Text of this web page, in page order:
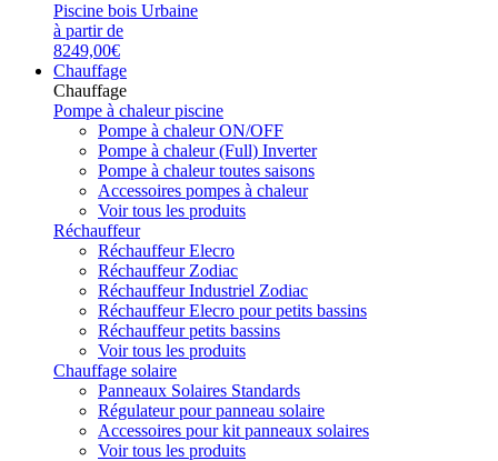
Piscine bois Urbaine
à partir de
8249,00€
Chauffage
Chauffage
Pompe à chaleur piscine
Pompe à chaleur ON/OFF
Pompe à chaleur (Full) Inverter
Pompe à chaleur toutes saisons
Accessoires pompes à chaleur
Voir tous les produits
Réchauffeur
Réchauffeur Elecro
Réchauffeur Zodiac
Réchauffeur Industriel Zodiac
Réchauffeur Elecro pour petits bassins
Réchauffeur petits bassins
Voir tous les produits
Chauffage solaire
Panneaux Solaires Standards
Régulateur pour panneau solaire
Accessoires pour kit panneaux solaires
Voir tous les produits